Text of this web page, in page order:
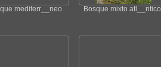
mediterr__neo Bosque mixto atl__ntico